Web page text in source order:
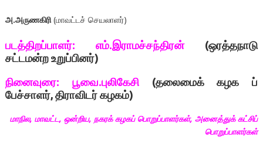
அ.அருணகிரி(மாவட்டச் செயலாளர்)
படத்திறப்பாளர்: எம்.இராமச்சந்திரன்(ஒரத்தநாடு
சட்டமன்ற உறுப்பினர்)
நினைவுரை: பூவை.புலிகேசி(தலைமைக் கழக ப்
பேச்சாளர், திராவிடர் கழகம்)
மாநில, மாவட்ட, ஒன்றிய, நகரக் கழகப் பொறுப்பாளர்கள், அனைத்துக் கட்சிப்
பொறுப்பாளர்கள்